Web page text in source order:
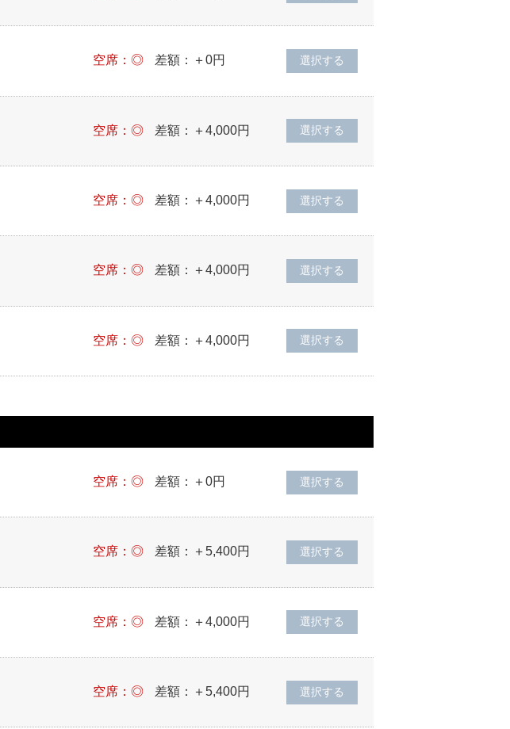
空席：◎ 差額：＋0円
空席：◎ 差額：＋4,000円
空席：◎ 差額：＋4,000円
空席：◎ 差額：＋4,000円
空席：◎ 差額：＋4,000円
空席：◎ 差額：＋0円
空席：◎ 差額：＋5,400円
空席：◎ 差額：＋4,000円
空席：◎ 差額：＋5,400円